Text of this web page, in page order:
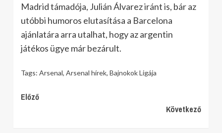
Madrid támadója, Julián Álvarez iránt is, bár az
utóbbi humoros elutasítása a Barcelona
ajánlatára arra utalhat, hogy az argentin
játékos ügye már bezárult.
Tags: Arsenal, Arsenal hírek, Bajnokok Ligája
Continue
Előző
Következő